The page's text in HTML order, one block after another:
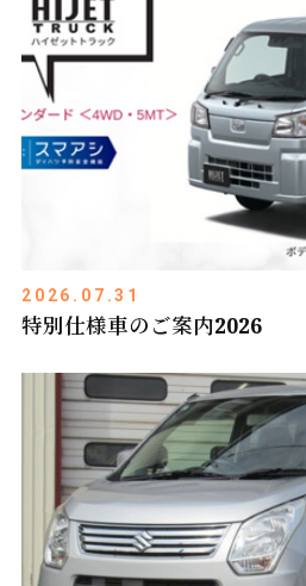
2026.07.31
特別仕様車のご案内2026